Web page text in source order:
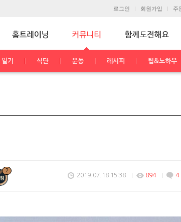
로그인 회원가입 주
일기 식단 운동 레시피 팁&노하우
2
2019.07.18 15:38 894 4